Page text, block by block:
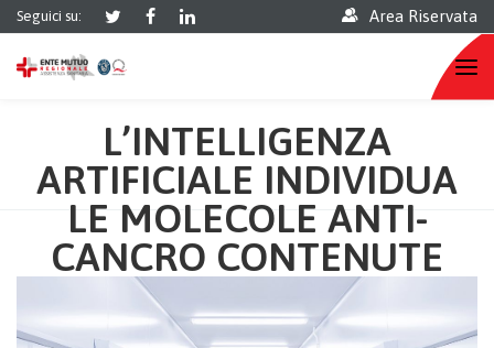
Seguici su: Area Riservata
L’INTELLIGENZA
ARTIFICIALE INDIVIDUA
LE MOLECOLE ANTI-
CANCRO CONTENUTE
NEGLI ALIMENTI